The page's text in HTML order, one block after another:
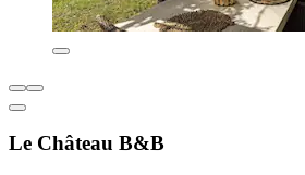
Le Château B&B